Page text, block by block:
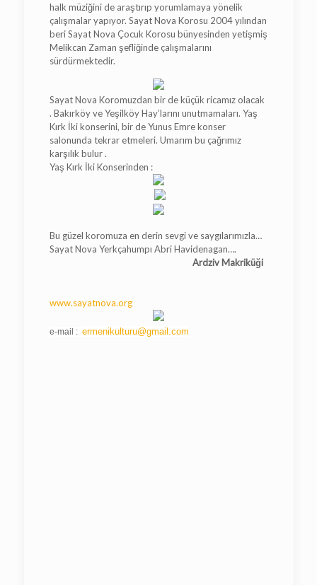
halk müziğini de araştırıp yorumlamaya yönelik
çalışmalar yapıyor. Sayat Nova Korosu 2004 yılından
beri Sayat Nova Çocuk Korosu bünyesinden yetişmiş
Melikcan Zaman şefliğinde çalışmalarını
sürdürmektedir.
Sayat Nova Koromuzdan bir de küçük ricamız olacak
. Bakırköy ve Yeşilköy Hay’larını unutmamaları. Yaş
Kırk İki konserini, bir de Yunus Emre konser
salonunda tekrar etmeleri. Umarım bu çağrımız
karşılık bulur .
Yaş Kırk İki Konserinden :
Bu güzel koromuza en derin sevgi ve saygılarımızla…
Sayat Nova Yerkçahumpı Abri Havidenagan….
Ardziv Makriküği
www.sayatnova.org
e-mail : ermenikulturu@gmail.com